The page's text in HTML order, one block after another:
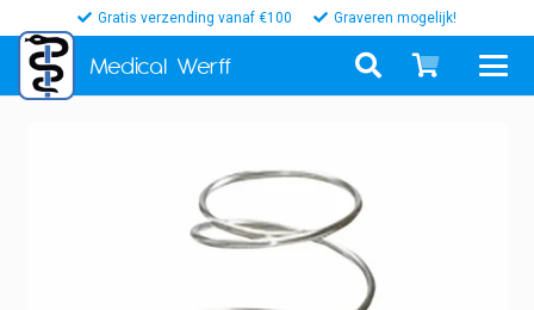
Gratis verzending vanaf €100 Graveren mogelijk!
Medical Werff